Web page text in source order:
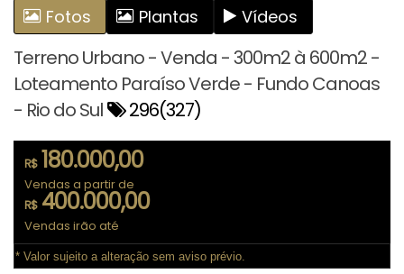
Fotos Plantas Vídeos
Terreno Urbano - Venda - 300m2 à 600m2 -
Loteamento Paraíso Verde - Fundo Canoas
- Rio do Sul
296(327)
R$180.000,00
Vendas a partir de
R$400.000,00
Vendas irão até
* Valor sujeito a alteração sem aviso prévio.